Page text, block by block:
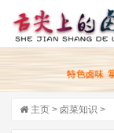
主页 > 卤菜知识 >